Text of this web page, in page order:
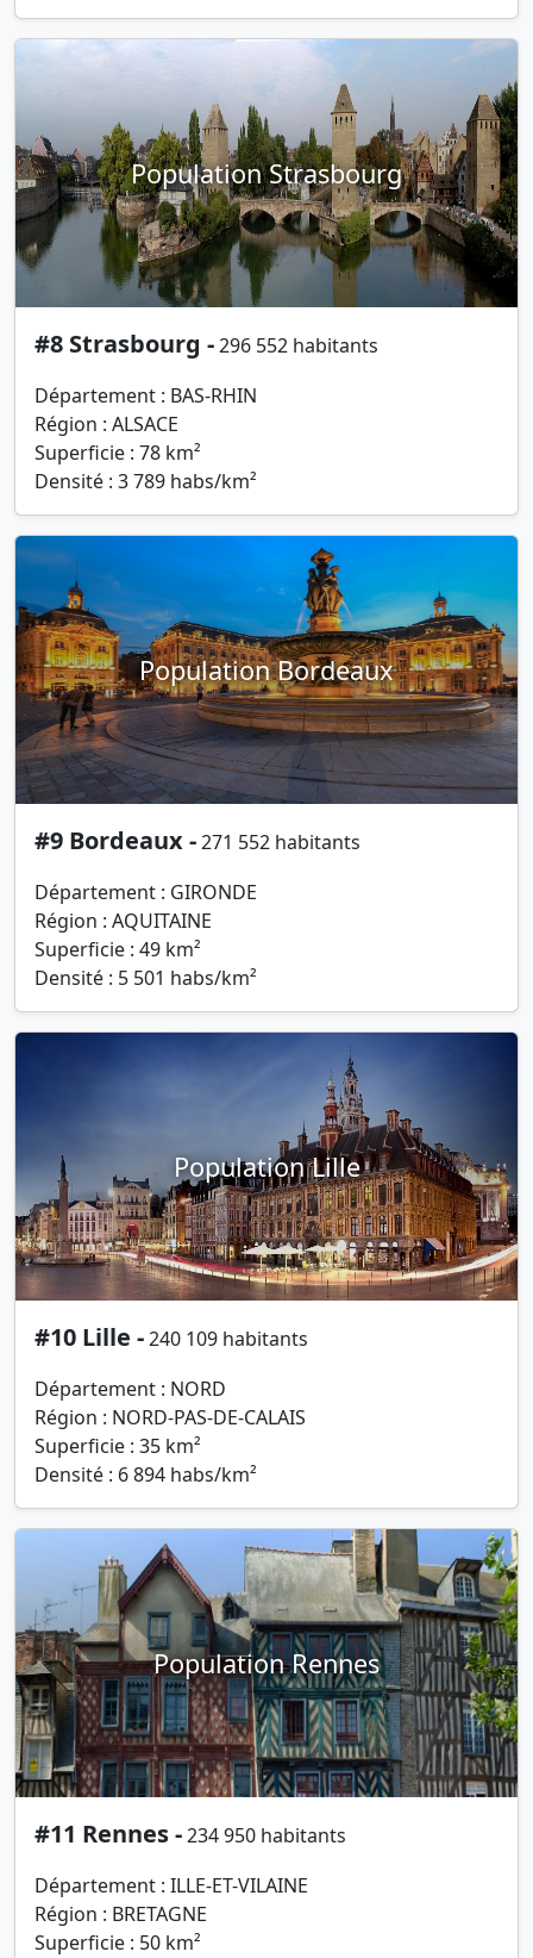
Population Strasbourg
#8 Strasbourg -296 552 habitants
Département : BAS-RHIN
Région : ALSACE
Superficie : 78 km²
Densité : 3 789 habs/km²
Population Bordeaux
#9 Bordeaux -271 552 habitants
Département : GIRONDE
Région : AQUITAINE
Superficie : 49 km²
Densité : 5 501 habs/km²
Population Lille
#10 Lille -240 109 habitants
Département : NORD
Région : NORD-PAS-DE-CALAIS
Superficie : 35 km²
Densité : 6 894 habs/km²
Population Rennes
#11 Rennes -234 950 habitants
Département : ILLE-ET-VILAINE
Région : BRETAGNE
Superficie : 50 km²